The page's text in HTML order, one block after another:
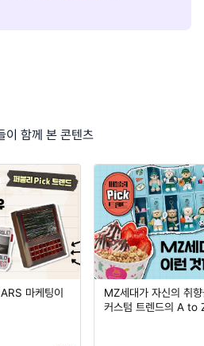
이 함께 본 콘텐츠
마케팅이
MZ세대가 자신의 취
커스텀 트렌드의 A to